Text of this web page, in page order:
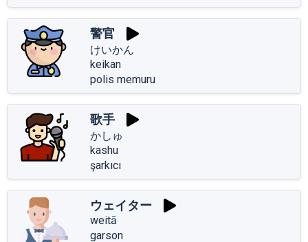
警官
けいかん
keikan
polis memuru
歌手
かしゅ
kashu
şarkıcı
ウェイター
weitā
garson